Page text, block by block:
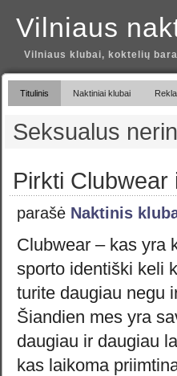
Vilniaus
Vilniaus klubai, koktelių
Titulinis Naktiniai klubai
Seksualus
Pirkti
parašė Naktinis
Clubwear – kas yra
sporto identiški keli
turite daugiau negu
Šiandien mes yra
daugiau ir daugiau
kas laikoma